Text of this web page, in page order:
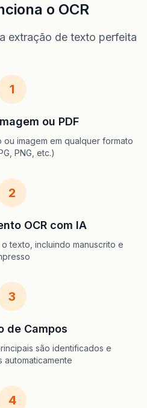
o OCR
extração de texto perfeita
1
ou PDF
imagem em qualquer formato
PNG, etc.)
2
OCR com IA
texto, incluindo manuscrito e
3
de Campos
são identificados e
automaticamente
4